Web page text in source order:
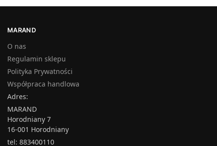
MARAND
O nas
Regulamin sklepu
Polityka Prywatności
Współpraca handlowa
Adres:
MARAND
Horodniany 7
16-001 Horodniany
tel: 883400110